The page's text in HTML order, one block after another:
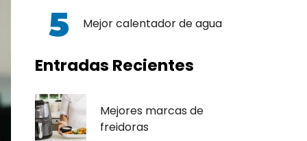
Mejor calentador de agua
Entradas Recientes
Mejores marcas de
freidoras